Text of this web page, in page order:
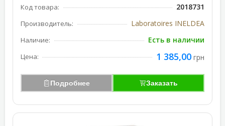
Код товара: 2018731
Производитель: Laboratoires INELDEA
Наличие: Есть в наличии
Цена: 1 385,00 грн
Подробнее Заказать